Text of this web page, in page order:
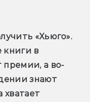
«Хьюго».
книги в
премии, а во-
знают
хватает